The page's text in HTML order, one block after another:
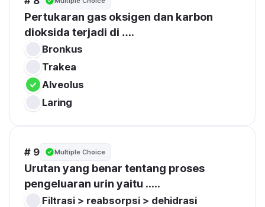
Pertukaran gas oksigen dan karbon
dioksida terjadi di ….
Bronkus
Trakea
Alveolus
Laring
# 9 Multiple Choice
Urutan yang benar tentang proses
pengeluaran urin yaitu .....
Filtrasi > reabsorpsi > dehidrasi